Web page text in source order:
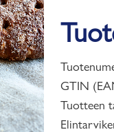
GTIN
Tuotteen